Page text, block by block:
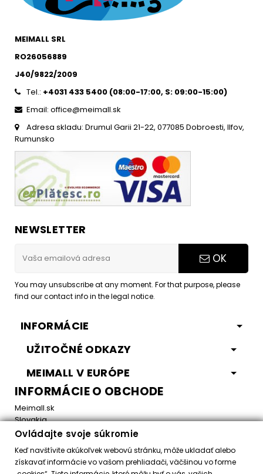
MEIMALL SRL
RO26056889
J40/9822/2009
Tel.: +4031 433 5400 (08:00-17:00, S: 09:00-15:00)
Email: office@meimall.sk
Adresa skladu: Drumul Garii 21-22, 077085 Dobroesti, Ilfov,
Rumunsko
NEWSLETTER
OK
You may unsubscribe at any moment. For that purpose, please
find our contact info in the legal notice.
INFORMÁCIE
UŽITOČNÉ ODKAZY
MEIMALL V EURÓPE
INFORMÁCIE O OBCHODE
Meimall.sk
Slovakia
Email:office@meimall.sk
Ovládajte svoje súkromie
Keď navštívite akúkoľvek webovú stránku, môže ukladať alebo
získavať informácie vo vašom prehliadači, väčšinou vo forme